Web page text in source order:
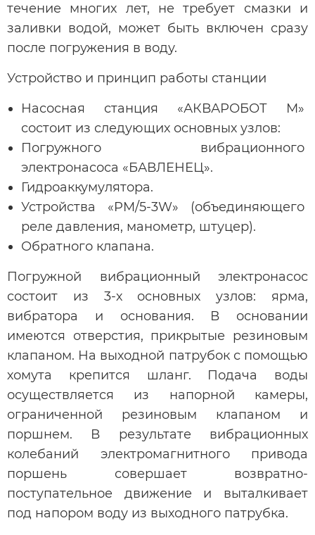
течение многих лет, не требует смазки и
заливки водой, может быть включен сразу
после погружения в воду.
Устройство и принцип работы станции
Насосная станция «АКВАРОБОТ М»
состоит из следующих основных узлов:
Погружного вибрационного
электронасоса «БАВЛЕНЕЦ».
Гидроаккумулятора.
Устройства «PM/5-3W» (объединяющего
реле давления, манометр, штуцер).
Обратного клапана.
Погружной вибрационный электронасос
состоит из 3-х основных узлов: ярма,
вибратора и основания. В основании
имеются отверстия, прикрытые резиновым
клапаном. На выходной патрубок с помощью
хомута крепится шланг. Подача воды
осуществляется из напорной камеры,
ограниченной резиновым клапаном и
поршнем. В результате вибрационных
колебаний электромагнитного привода
поршень совершает возвратно-
поступательное движение и выталкивает
под напором воду из выходного патрубка.